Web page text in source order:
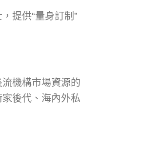
提供“量身訂制”
機構市場資源的
後代、海內外私